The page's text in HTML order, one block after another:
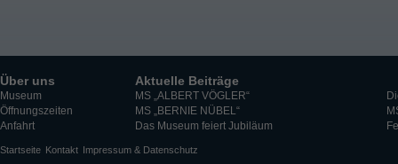
Über uns
Museum
Öffnungszeiten
Anfahrt
Aktuelle Beiträge
MS „ALBERT VÖGLER“
MS „BERNIE NÜBEL“
Das Museum feiert Jubiläum
Startseite Kontakt Impressum & Datenschutz